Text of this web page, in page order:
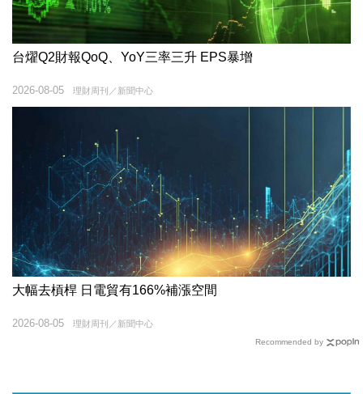
台燿Q2財報QoQ、YoY三率三升 EPS暴增
理財周刊／新聞中心
2026-08-05
大幅去槓桿 日電貿有166%補漲空間
理財周刊／新聞中心
2026-08-05
Recommended by